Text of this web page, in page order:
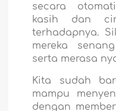
secara
kasih dan
terhadapnya.
mereka
serta merasa
Kita sudah
mampu
dengan